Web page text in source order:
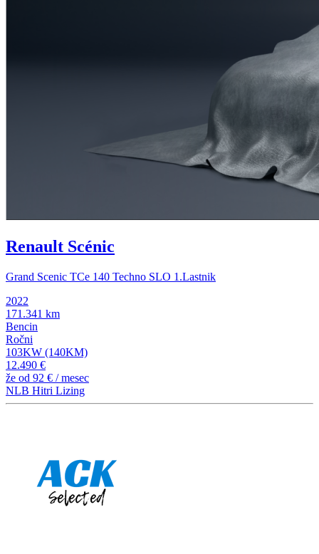
Renault Scénic
Grand Scenic TCe 140 Techno SLO 1.Lastnik
2022
171.341 km
Bencin
Ročni
103KW (140KM)
12.490 €
že od 92 € / mesec
NLB Hitri Lizing